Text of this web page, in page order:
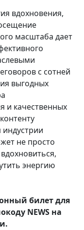
вдохновения,
масштаба дает
с сотней
выгодных
и качественных
не просто
энергию
билет для
NEWS на